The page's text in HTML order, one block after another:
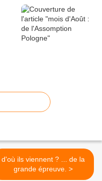
d'où ils viennent ? ... de la
grande épreuve. >